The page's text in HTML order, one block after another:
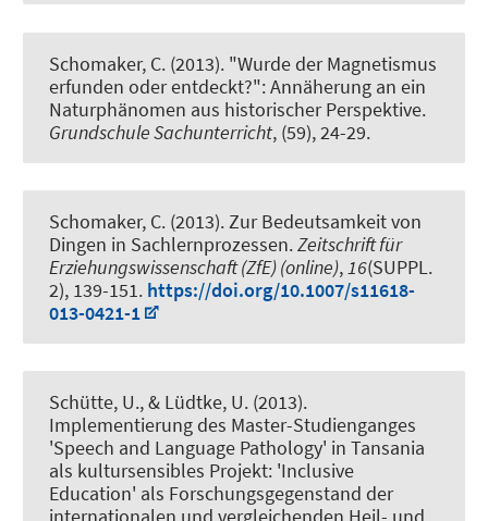
Schomaker, C. (2013). "Wurde der Magnetismus
erfunden oder entdeckt?": Annäherung an ein
Naturphänomen aus historischer Perspektive.
Grundschule Sachunterricht, (59), 24-29.
Schomaker, C. (2013).Zur Bedeutsamkeit von
Dingen in Sachlernprozessen.Zeitschrift für
Erziehungswissenschaft (ZfE) (online),16(SUPPL.
2), 139-151. https://doi.org/10.1007/s11618-
013-0421-1
Schütte, U., & Lüdtke, U. (2013).
Implementierung des Master-Studienganges
'Speech and Language Pathology' in Tansania
als kultursensibles Projekt: 'Inclusive
Education' als Forschungsgegenstand der
internationalen und vergleichenden Heil- und